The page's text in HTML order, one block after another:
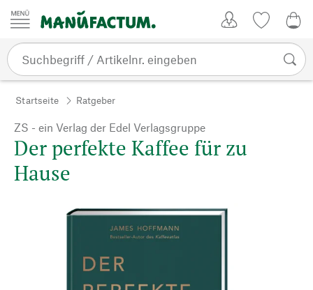
Zum Inhalt springen
Startseite Ratgeber
ZS - ein Verlag der Edel Verlagsgruppe
Der perfekte Kaffee für zu
Hause